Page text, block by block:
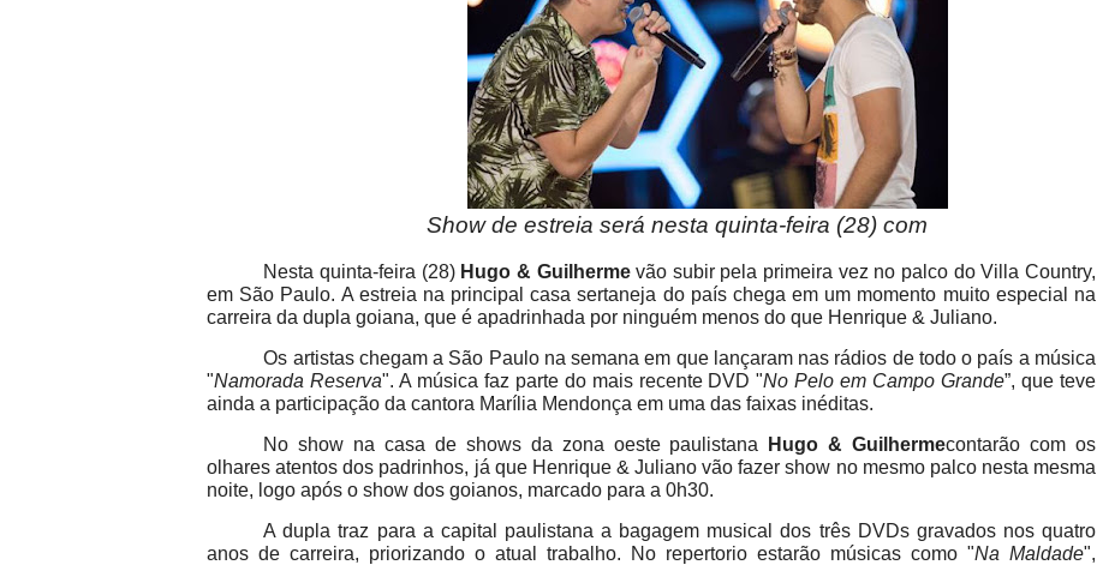
Show de estreia será nesta quinta-feira (28) com
Nesta quinta-feira (28)Hugo & Guilhermevão subir pela primeira vez no palco do Villa Country,
em São Paulo. A estreia na principal casa sertaneja do país chega em um momento muito especial na
carreira da dupla goiana, que é apadrinhada por ninguém menos do que Henrique & Juliano.
Os artistas chegam a São Paulo na semana em que lançaram nas rádios de todo o país a música
"Namorada Reserva". A música faz parte do mais recente DVD "No Pelo em Campo Grande”, que teve
ainda a participação da cantora Marília Mendonça em uma das faixas inéditas.
No show na casa de shows da zona oeste paulistana
Hugo & Guilhermecontarão com os
olhares atentos dos padrinhos, já que Henrique & Juliano vão fazer show no mesmo palco nesta mesma
noite, logo após o show dos goianos, marcado para a 0h30.
A dupla traz para a capital paulistana a bagagem musical dos três DVDs gravados nos quatro
anos de carreira, priorizando o atual trabalho. No repertorio estarão músicas como "Na Maldade",